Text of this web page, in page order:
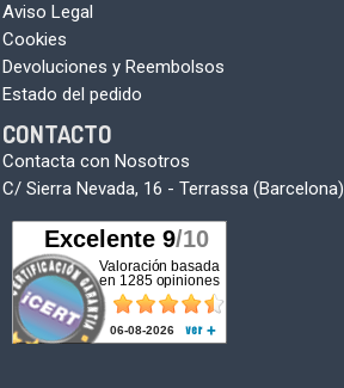
Aviso Legal
Cookies
Devoluciones y Reembolsos
Estado del pedido
CONTACTO
Contacta con Nosotros
C/ Sierra Nevada, 16 - Terrassa (Barcelona)